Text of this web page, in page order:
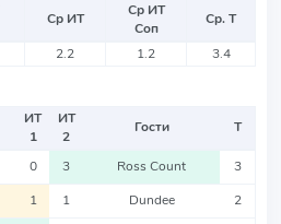
Ср ИТ
Ср ИТ
Соп
Ср. Т
2.2 1.2 3.4
ИТ
1
ИТ
2
Гости Т
0 3 Ross Count 3
1 1 Dundee 2